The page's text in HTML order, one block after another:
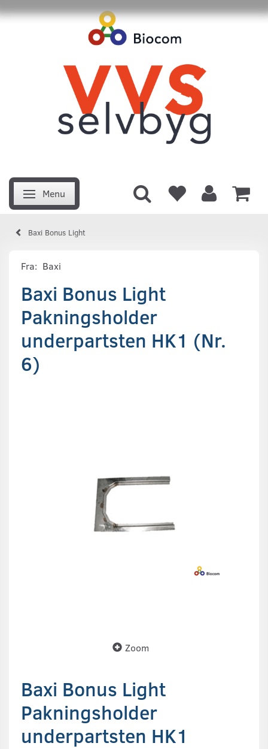
Skifte navigation
Menu
Baxi Bonus Light
Fra: Baxi
Baxi Bonus Light
Pakningsholder
underpartsten HK1 (Nr.
6)
Zoom
Baxi Bonus Light
Pakningsholder
underpartsten HK1